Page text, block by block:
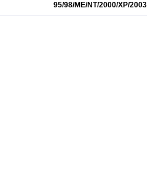
95/98/ME/NT/2000/XP/2003